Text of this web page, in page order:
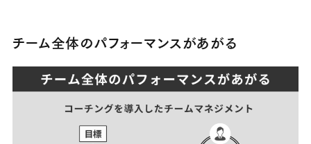
チーム全体のパフォーマンスがあがる